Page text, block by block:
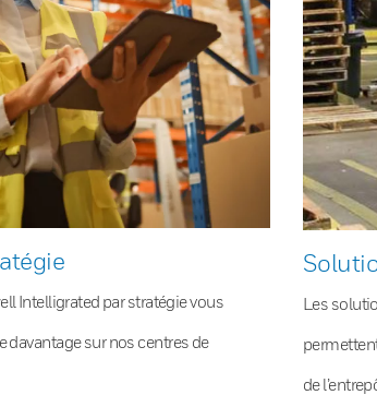
Intelligrated par stratégie vous
davantage sur nos centres de
Les
de